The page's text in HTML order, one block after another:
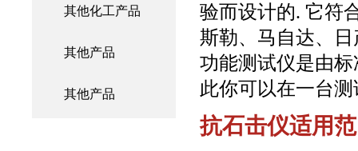
其他化工产品
其他产品
其他产品
验而设计的. 它符
斯勒、马自达、
功能测试仪是由
此你可以在一台
抗石击仪适用